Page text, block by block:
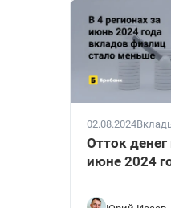
02.08.2024
Отток денег
июне 2024